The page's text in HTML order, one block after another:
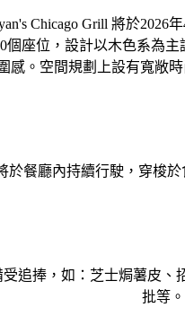
Chicago Grill 將於
個座位，設計以木色系為
感。空間規劃上設有寬敞
於餐廳內持續行駛，穿梭
受追捧，如：芝士焗薯皮
批等